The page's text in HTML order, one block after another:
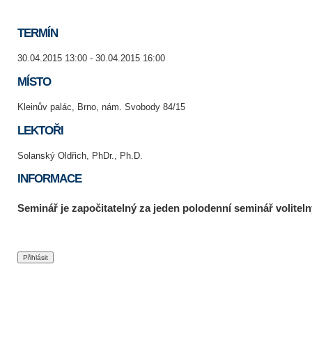
TERMÍN
30.04.2015 13:00 - 30.04.2015 16:00
MÍSTO
Kleinův palác, Brno, nám. Svobody 84/15
LEKTOŘI
Solanský Oldřich, PhDr., Ph.D.
INFORMACE
Seminář je započitatelný za jeden polodenní seminář